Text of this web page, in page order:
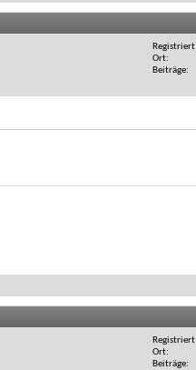
Ort
Beiträge
Ort
Beiträge